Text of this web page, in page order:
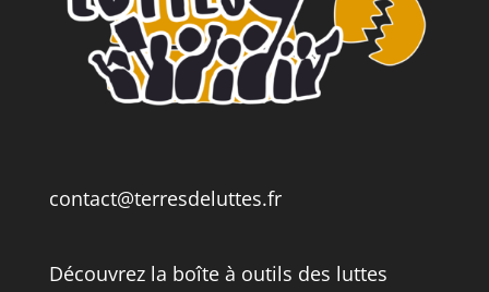
contact@terresdeluttes.fr
Découvrez la boîte à outils des luttes